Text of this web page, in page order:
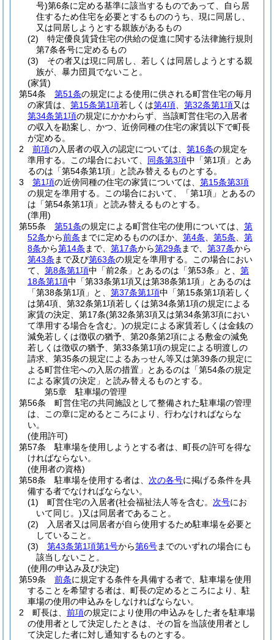
号)第6条に定める基準に該当するものであって、自ら居
住するため住宅を必要とするもののうち、現に同居し、
又は同居しようとする親族があるもの
(2)
特定優良賃貸住宅の供給の促進に関する法律施行規則
第7条各号に定めるもの
(3)
その者又は現に同居し、若しくは同居しようとする親
族が、暴力団員でないこと。
(家賃)
第54条
第51条の規定による使用に供される町営住宅の毎月
の家賃は、 第15条第1項若しくは第4項 第32条第1項又は
第34条第1項の規定にかかわらず、当該町営住宅の入居者
の収入を勘案し、かつ、近傍同種の住宅の家賃以下で町長
が定める。
2
前項の入居者の収入の認定については、 第16条の規定を
準用する。
この場合において、 同条第3項中「第1項」とあ
るのは「第54条第1項」と読み替えるものとする。
3
第1項の近傍同種の住宅の家賃については、 第15条第3項
の規定を準用する。
この場合において、「第1項」とあるの
は「第54条第1項」と読み替えるものとする。
(準用)
第55条
第51条の規定による町営住宅の使用については、 第
52条から前条 までに定めるもののほか、 第4条 第5条
第
8条から第14条 まで、 第17条から第29条 まで、 第37条から
第43条 まで及び第63条の規定を準用する。
この場合におい
て、 第8条第1項中「前2条」とあるのは「第53条」と、 第
18条第1項中「第33条第1項又は第38条第1項」とあるのは
「第38条第1項」と、 第37条第1項中「第15条第1項若しく
は第4項、第32条第1項若しくは第34条第1項の規定による
家賃の決定、第17条(第32条第3項又は第34条第3項におい
て準用する場合を含む。)の規定による家賃若しくは金銭の
減免若しくは徴収の猶予、第20条第2項による敷金の減免
若しくは徴収の猶予、第33条第1項の規定による明渡しの
請求、第35条の規定によるあっせん等又は第39条の規定に
よる町営住宅への入居の措置」とあるのは「第54条の規定
による家賃の決定」と読み替えるものとする。
第5章
駐車場の管理
第56条
町営住宅の共同施設として整備された駐車場の管理
は、この章に定めるところにより、行わなければならな
い。
(使用許可)
第57条
駐車場を使用しようとする者は、町長の許可を得な
ければならない。
(使用者の資格)
第58条
駐車場を使用する者は、 次の各号に掲げる条件を具
備する者でなければならない。
(1)
町営住宅の入居者(社会福祉法人等を含む。 次号にお
いて同じ。)又は同居者であること。
(2)
入居者又は同居者が自ら使用するため駐車場を必要と
していること。
(3)
第43条第1項第1号から第6号までのいずれの場合にも
該当しないこと。
(使用の申込み及び決定)
第59条
前条に規定する条件を具備する者で、駐車場を使用
することを希望する者は、町長の定めるところにより、駐
車場の使用の申込みをしなければならない。
2
町長は、 前項の規定により使用の申込みをした者を駐車場
の使用者として決定したときは、その旨を当該使用者とし
て決定した者に対し通知するものとする。